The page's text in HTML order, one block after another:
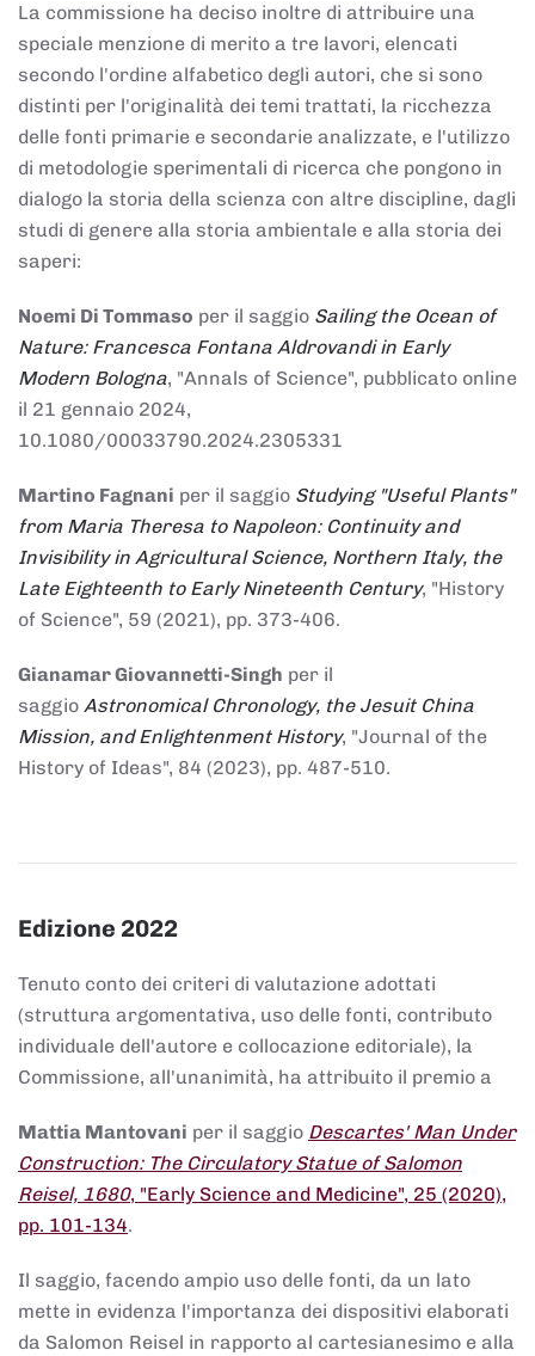
La commissione ha deciso inoltre di attribuire una
speciale menzione di merito a tre lavori, elencati
secondo l'ordine alfabetico degli autori, che si sono
distinti per l'originalità dei temi trattati, la ricchezza
delle fonti primarie e secondarie analizzate, e l'utilizzo
di metodologie sperimentali di ricerca che pongono in
dialogo la storia della scienza con altre discipline, dagli
studi di genere alla storia ambientale e alla storia dei
saperi:
Noemi Di Tommaso per il saggio Sailing the Ocean of
Nature: Francesca Fontana Aldrovandi in Early
Modern Bologna, "Annals of Science", pubblicato online
il 21 gennaio 2024,
10.1080/00033790.2024.2305331
Martino Fagnani per il saggio Studying "Useful Plants"
from Maria Theresa to Napoleon: Continuity and
Invisibility in Agricultural Science, Northern Italy, the
Late Eighteenth to Early Nineteenth Century, "History
of Science", 59 (2021), pp. 373-406.
Gianamar Giovannetti-Singh per il
saggio Astronomical Chronology, the Jesuit China
Mission, and Enlightenment History, "Journal of the
History of Ideas", 84 (2023), pp. 487-510.
Edizione 2022
Tenuto conto dei criteri di valutazione adottati
(struttura argomentativa, uso delle fonti, contributo
individuale dell'autore e collocazione editoriale), la
Commissione, all'unanimità, ha attribuito il premio a
Mattia Mantovani per il saggio Descartes' Man Under
Construction: The Circulatory Statue of Salomon
Reisel, 1680, "Early Science and Medicine", 25 (2020),
pp. 101-134.
Il saggio, facendo ampio uso delle fonti, da un lato
mette in evidenza l'importanza dei dispositivi elaborati
da Salomon Reisel in rapporto al cartesianesimo e alla